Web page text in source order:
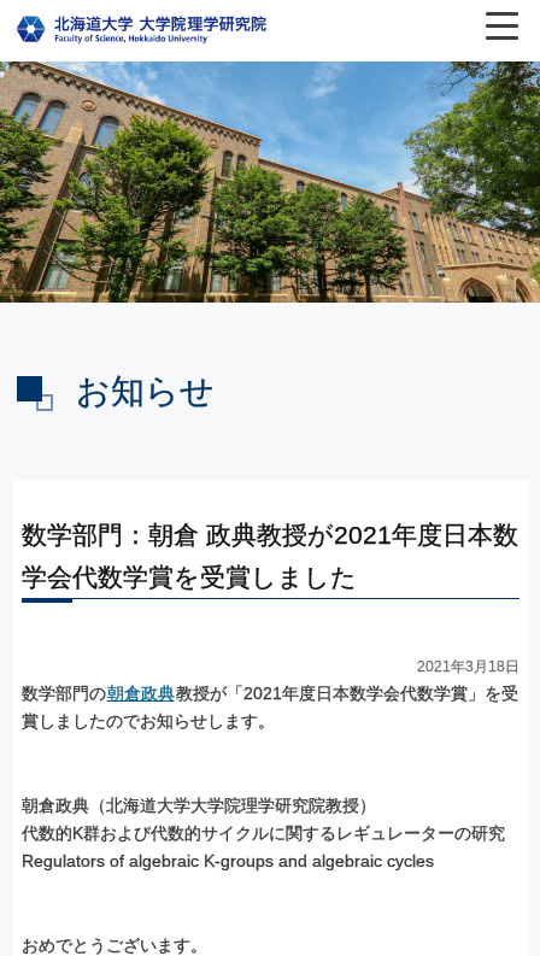
お知らせ
数学部門： 朝倉 政典教授が2021年度日本数
学会代数学賞を受賞しました
2021年3月18日
数学部門の朝倉政典教授が「2021年度日本数学会代数学賞」を受
賞しましたのでお知らせします。
朝倉政典（北海道大学大学院理学研究院教授）
代数的K群および代数的サイクルに関するレギュレーターの研究
Regulators of algebraic K-groups and algebraic cycles
おめでとうございます。